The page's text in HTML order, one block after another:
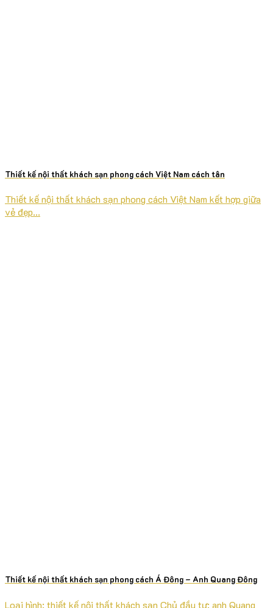
Thiết kế nội thất khách sạn phong cách Việt Nam cách tân
Thiết kế nội thất khách sạn phong cách Việt Nam kết hợp giữa
vẻ đẹp...
Thiết kế nội thất khách sạn phong cách Á Đông – Anh Quang Đông
Loại hình: thiết kế nội thất khách sạn Chủ đầu tư: anh Quang